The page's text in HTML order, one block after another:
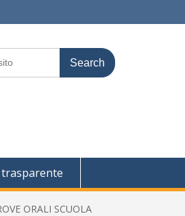
ORALI SCUOLA